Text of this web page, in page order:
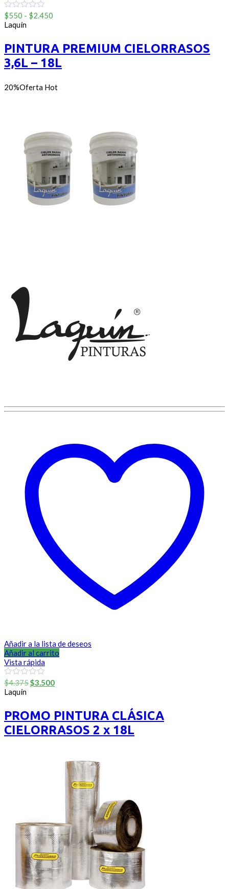
0
out
of
$550 - $2.450
desde
$550
hasta
$2.450
Laquín
PINTURA PREMIUM CIELORRASOS
3,6L – 18L
20%Oferta Hot
Añadir a la lista de deseos
Añadir al carrito
Vista rápida
0
out
of
$4.375El
era:
$4.375.
$3.500El
es:
$3.500.
Laquín
PROMO PINTURA CLÁSICA
CIELORRASOS 2 x 18L